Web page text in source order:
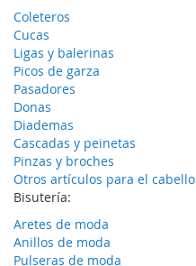
Coleteros
Cucas
Ligas y balerinas
Picos de garza
Pasadores
Donas
Diademas
Cascadas y peinetas
Pinzas y broches
Otros artículos para el cabello
Bisutería:
Aretes de moda
Anillos de moda
Pulseras de moda